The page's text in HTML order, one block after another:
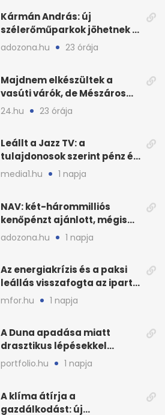
Kármán András: új
szélerőműparkok jöhetnek a
kormányülés döntése
adozona.hu 23 órája
Majdnem elkészültek a
vasúti várók, de Mészáros
bizalmasa leromboltatja
24.hu 23 órája
Leállt a Jazz TV: a
tulajdonosok szerint pénz és
szabályok döntöttek
media1.hu 1 napja
NAV: két-hárommilliós
kenőpénzt ajánlott, mégis
lefoglalták a hamis árut
adozona.hu 1 napja
Az energiakrízis és a paksi
leállás visszafogta az ipart,
nyáron kisebb a kár
mfor.hu 1 napja
A Duna apadása miatt
drasztikus lépésekkel
védenék a cernavodăi
atomerőművet
portfolio.hu 1 napja
A klíma átírja a
gazdálkodást: új